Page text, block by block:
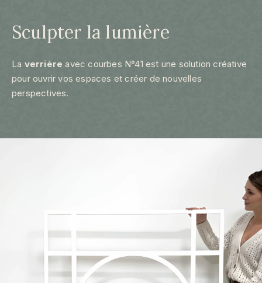
Sculpter la lumière
La verrièreavec courbes N°41 est une solution créative
pour ouvrir vos espaces et créer de nouvelles
perspectives.